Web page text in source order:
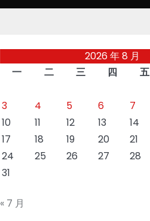
2026 年 8 月
一
二 三 四 五
3
4 5 6 7
10
11 12 13 14
17
18 19 20 21
24
25 26 27 28
31
« 7 月